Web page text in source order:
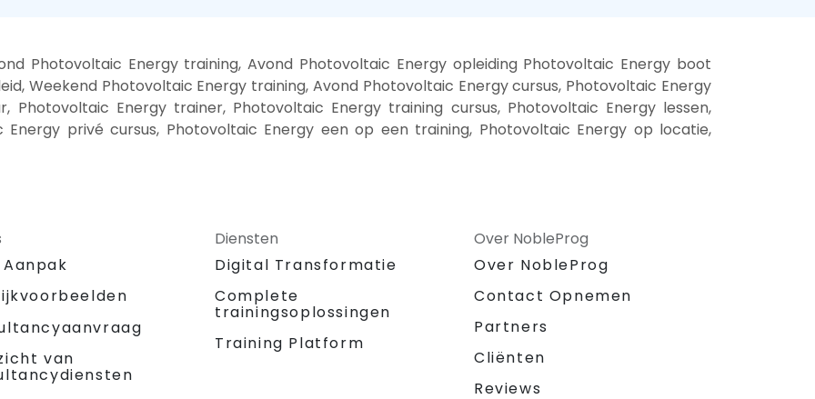
Photovoltaic Energy training, Avond Photovoltaic Energy opleiding Photovoltaic Energy boot
Weekend Photovoltaic Energy training, Avond Photovoltaic Energy cursus, Photovoltaic Energy
Photovoltaic Energy trainer, Photovoltaic Energy training cursus, Photovoltaic Energy lessen,
privé cursus, Photovoltaic Energy een op een training, Photovoltaic Energy op locatie,
van
Diensten
Digital Transformatie
Complete
trainingsoplossingen
Training Platform
Over NobleProg
Over NobleProg
Contact Opnemen
Partners
Cliënten
Reviews